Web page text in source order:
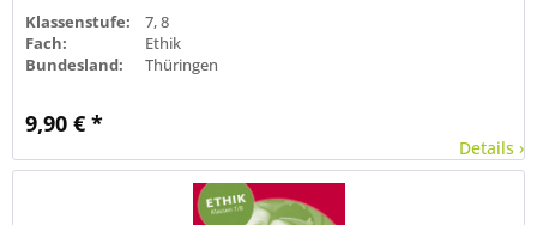
Klassenstufe:
7, 8
Fach:
Ethik
Bundesland:
Thüringen
9,90 € *
Details ›